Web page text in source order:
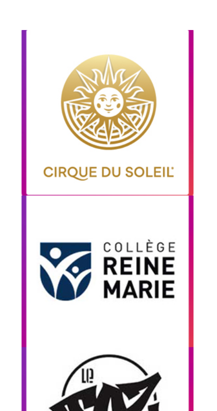
CIRQUE DU
SOLEIL
Artecycle a participé à plusieurs projets avec le
Cirque du Soleil, notamment au spectacle
d’ouverture des Jeux Pan-Américains à Toronto
en 2015.
Voir la vidéo
Marie
Pour la rentrée des classes 2018, Artecycle a
exécuté des démonstrations BMX et Skate
suivies de périodes de questions avec les jeunes.
Camp d'été Le
Taz